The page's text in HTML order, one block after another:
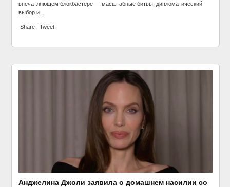
впечатляющем блокбастере — масштабные битвы, дипломатический
выбор и...
Share Tweet
Анджелина Джоли заявила о домашнем насилии со